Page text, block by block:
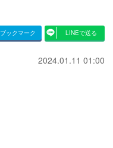
ブックマーク LINEで送る
2024.01.11 01:00